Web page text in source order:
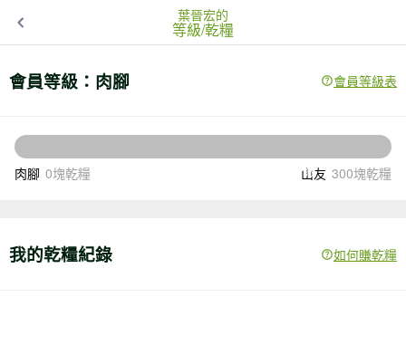
葉晉宏的
等級/乾糧
會員等級： 肉腳 會員等級表
塊乾糧升級
肉腳 0塊乾糧 山友 300塊乾糧
我的乾糧紀錄 如何賺乾糧